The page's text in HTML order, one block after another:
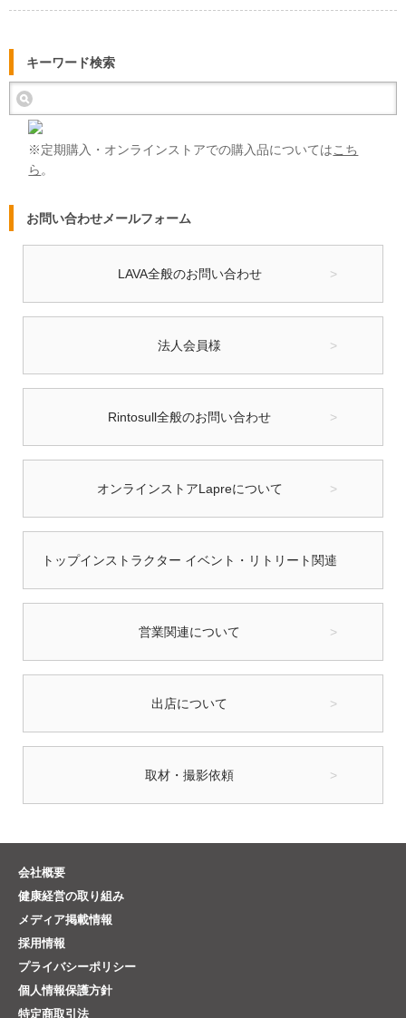
キーワード検索
※定期購入・オンラインストアでの購入品についてはこち
ら。
お問い合わせメールフォーム
LAVA全般のお問い合わせ
法人会員様
Rintosull全般のお問い合わせ
オンラインストアLapreについて
トップインストラクター イベント・リトリート関連
営業関連について
出店について
取材・撮影依頼
会社概要
健康経営の取り組み
メディア掲載情報
採用情報
プライバシーポリシー
個人情報保護方針
特定商取引法